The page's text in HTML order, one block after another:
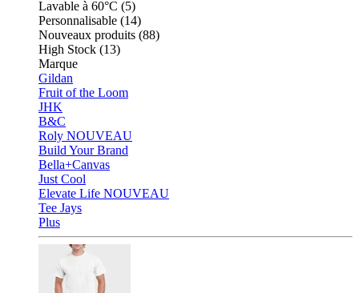
Lavable à 60°C (5)
Personnalisable (14)
Nouveaux produits (88)
High Stock (13)
Marque
Gildan
Fruit of the Loom
JHK
B&C
Roly NOUVEAU
Build Your Brand
Bella+Canvas
Just Cool
Elevate Life NOUVEAU
Tee Jays
Plus